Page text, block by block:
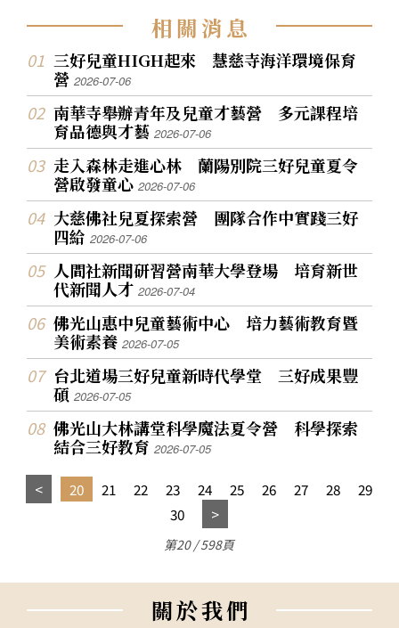
相關消息
三好兒童HIGH起來 慧慈寺海洋環境保育
營2026-07-06
南華寺舉辦青年及兒童才藝營 多元課程培
育品德與才藝2026-07-06
走入森林走進心林 蘭陽別院三好兒童夏令
營啟發童心2026-07-06
大慈佛社兒夏探索營 團隊合作中實踐三好
四給2026-07-06
人間社新聞研習營南華大學登場 培育新世
代新聞人才2026-07-04
佛光山惠中兒童藝術中心 培力藝術教育暨
美術素養2026-07-05
台北道場三好兒童新時代學堂 三好成果豐
碩2026-07-05
佛光山大林講堂科學魔法夏令營 科學探索
結合三好教育2026-07-05
20 21 22 23 24 25 26 27 28
29
30
第20 / 598頁
關於我們